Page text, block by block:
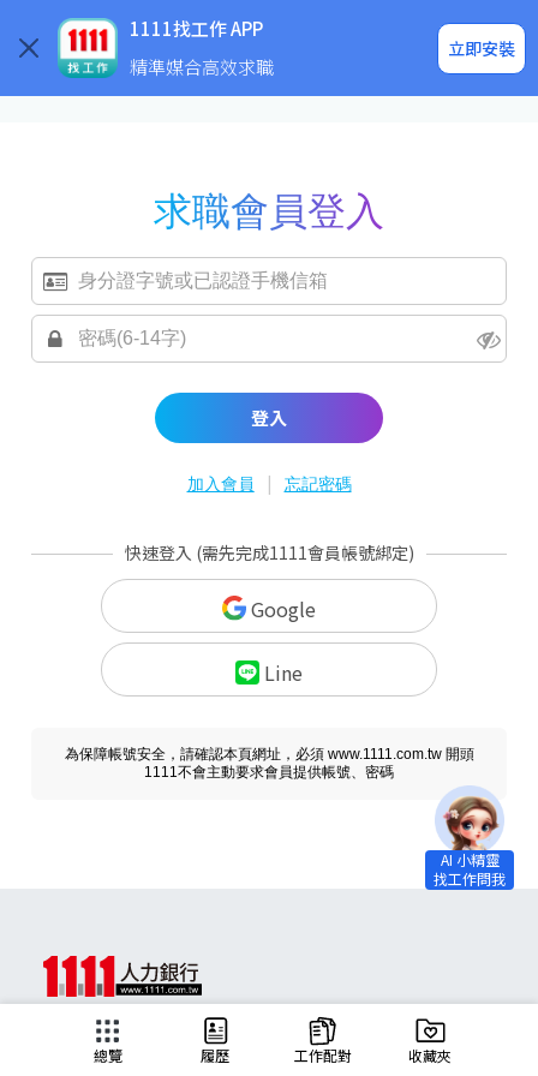
1111找工作 APP
精準媒合高效求職
立即安裝
企業求才
求職會員登入
登入
加入會員 | 忘記密碼
快速登入 (需先完成1111會員帳號綁定)
Google
Line
為保障帳號安全，請確認本頁網址，必須 www.1111.com.tw 開頭
1111不會主動要求會員提供帳號、密碼
總覽 履歷 工作配對 收藏夾